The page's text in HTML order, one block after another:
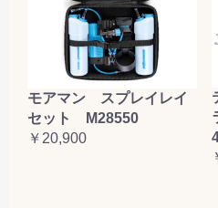
モアマン スプレイレイ
セット M28550
￥20,900